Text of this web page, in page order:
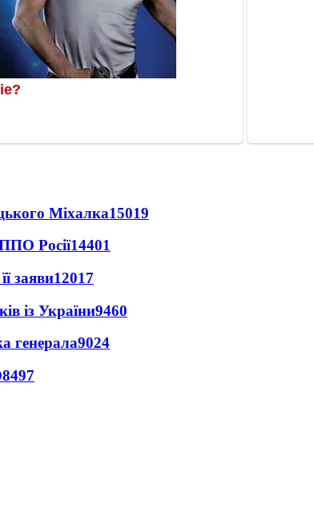
Міхалка15019
Росії14401
заяви12017
із України9460
генерала9024
8497